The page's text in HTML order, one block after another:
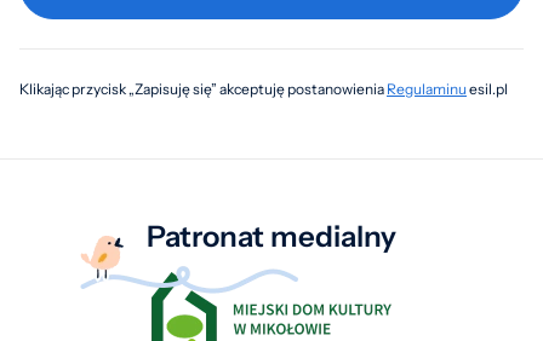
Klikając przycisk „Zapisuję się” akceptuję postanowienia Regulaminuesil.pl
Patronat medialny